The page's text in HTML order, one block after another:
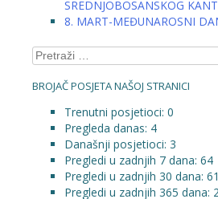
SREDNJOBOSANSKOG
8. MART-MEĐUNAROSNI
Pretraga:
BROJAČ POSJETA NAŠOJ STRANICI
Trenutni posjetioci: 0
Pregleda danas: 4
Današnji posjetioci: 3
Pregledi u zadnjih 7 dana: 64
Pregledi u zadnjih 30 dana:
Pregledi u zadnjih 365 dana: